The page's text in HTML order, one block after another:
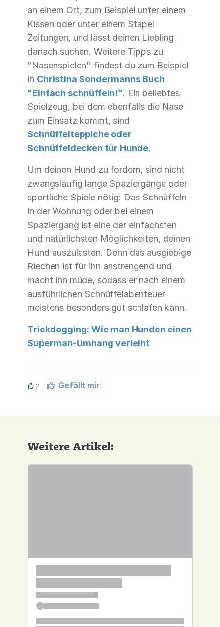
an einem Ort, zum Beispiel unter einem
Kissen oder unter einem Stapel
Zeitungen, und lässt deinen Liebling
danach suchen. Weitere Tipps zu
"Nasenspielen" findest du zum Beispiel
in Christina Sondermanns Buch
"Einfach schnüffeln!". Ein beliebtes
Spielzeug, bei dem ebenfalls die Nase
zum Einsatz kommt, sind
Schnüffelteppiche oder
Schnüffeldecken für Hunde.
Um deinen Hund zu fordern, sind nicht
zwangsläufig lange Spaziergänge oder
sportliche Spiele nötig: Das Schnüffeln
in der Wohnung oder bei einem
Spaziergang ist eine der einfachsten
und natürlichsten Möglichkeiten, deinen
Hund auszulasten. Denn das ausgiebige
Riechen ist für ihn anstrengend und
macht ihn müde, sodass er nach einem
ausführlichen Schnüffelabenteuer
meistens besonders gut schlafen kann.
Trickdogging: Wie man Hunden einen
Superman-Umhang verleiht
2 Gefällt mir
Weitere Artikel: